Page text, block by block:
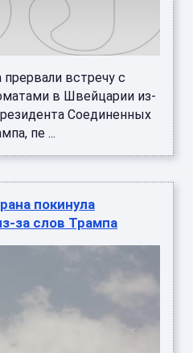
встречу с
в Швейцарии из-
Соединенных
пе ...
покинула
за слов Трампа